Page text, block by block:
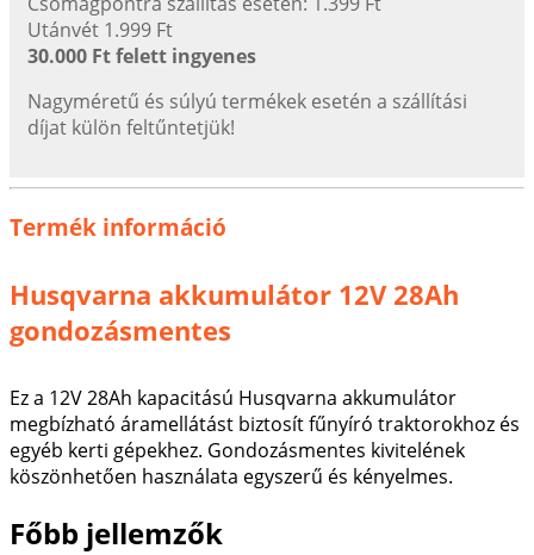
Utánvét 1.999 Ft
30.000 Ft felett ingyenes
Nagyméretű és súlyú termékek esetén a szállítási
díjat külön feltűntetjük!
Termék információ
Husqvarna akkumulátor 12V 28Ah
gondozásmentes
Ez a 12V 28Ah kapacitású Husqvarna akkumulátor
megbízható áramellátást biztosít fűnyíró traktorokhoz és
egyéb kerti gépekhez. Gondozásmentes kivitelének
köszönhetően használata egyszerű és kényelmes.
Főbb jellemzők